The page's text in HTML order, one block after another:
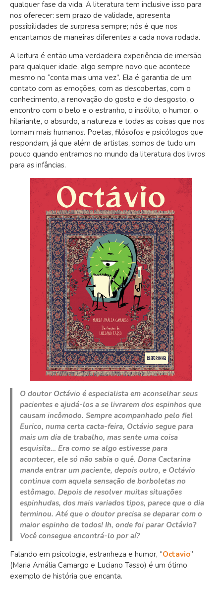
qualquer fase da vida. A literatura tem inclusive isso para
nos oferecer: sem prazo de validade, apresenta
possibilidades de surpresa sempre; nós é que nos
encantamos de maneiras diferentes a cada nova rodada.
A leitura é então uma verdadeira experiência de imersão
para qualquer idade, algo sempre novo que acontece
mesmo no “conta mais uma vez”. Ela é garantia de um
contato com as emoções, com as descobertas, com o
conhecimento, a renovação do gosto e do desgosto, o
encontro com o belo e o estranho, o insólito, o humor, o
hilariante, o absurdo, a natureza e todas as coisas que nos
tornam mais humanos. Poetas, filósofos e psicólogos que
respondam, já que além de artistas, somos de tudo um
pouco quando entramos no mundo da literatura dos livros
para as infâncias.
O doutor Octávio é especialista em aconselhar seus
pacientes e ajudá-los a se livrarem dos espinhos que
causam incômodo. Sempre acompanhado pelo fiel
Eurico, numa certa cacta-feira, Octávio segue para
mais um dia de trabalho, mas sente uma coisa
esquisita… Era como se algo estivesse para
acontecer, ele só não sabia o quê. Dona Cactarina
manda entrar um paciente, depois outro, e Octávio
continua com aquela sensação de borboletas no
estômago. Depois de resolver muitas situações
espinhudas, dos mais variados tipos, parece que o dia
terminou. Até que o doutor precisa se deparar com o
maior espinho de todos! Ih, onde foi parar Octávio?
Você consegue encontrá-lo por aí?
Falando em psicologia, estranheza e humor, “Octavio”
(Maria Amália Camargo e Luciano Tasso) é um ótimo
exemplo de história que encanta.